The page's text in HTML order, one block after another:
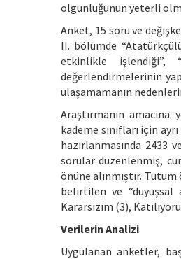
olgunluğunun yeterli
Anket, 15 soru ve
II. bölümde
etkinlikle işlendiği”,
değerlendirmelerinin
ulaşamamanın
Araştırmanın
kademe sınıfları için
hazırlanmasında 2433
sorular düzenlenmiş,
önüne alınmıştır.
belirtilen ve “duyuşsal
Kararsızım (3),
Verilerin Analizi
Uygulanan anketler,